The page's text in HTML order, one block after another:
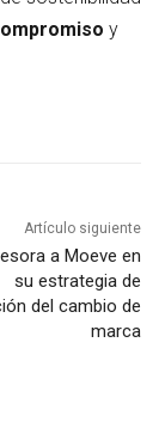
y
Artículo siguiente
a Moeve en
su estrategia de
del cambio de
marca